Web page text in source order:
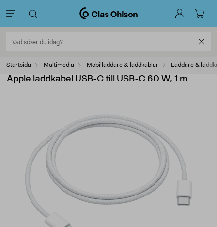
Startsida Multimedia Mobilladdare & laddkablar Laddare &
Apple laddkabel USB-C till USB-C 60 W, 1 m